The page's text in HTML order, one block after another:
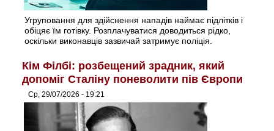
Угруповання для здійснення нападів наймає підлітків і
обіцяє їм готівку. Розплачуватися доводиться рідко,
оскільки виконавців зазвичай затримує поліція.
Кім Філбі: розбещений зрадник, який
допоміг Сталіну поневолити пів Європи
Ср, 29/07/2026 - 19:21